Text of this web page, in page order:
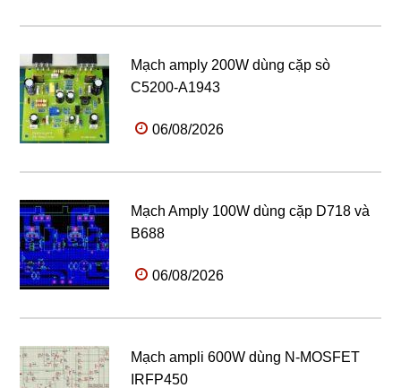
Mạch amply 200W dùng cặp sò
C5200-A1943
06/08/2026
Mạch Amply 100W dùng cặp D718 và
B688
06/08/2026
Mạch ampli 600W dùng N-MOSFET
IRFP450